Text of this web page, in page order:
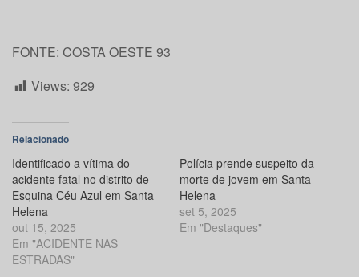
FONTE: COSTA OESTE 93
Views: 929
Relacionado
Identificado a vítima do
acidente fatal no distrito de
Esquina Céu Azul em Santa
Helena
out 15, 2025
Em "ACIDENTE NAS
ESTRADAS"
Polícia prende suspeito da
morte de jovem em Santa
Helena
set 5, 2025
Em "Destaques"